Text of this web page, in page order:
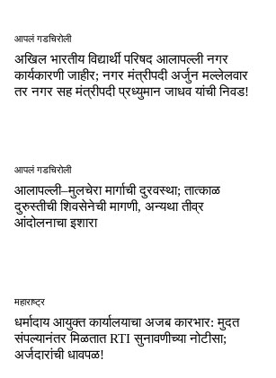
आपलं गडचिरोली
अखिल भारतीय विद्यार्थी परिषद आलापल्ली नगर
कार्यकारणी जाहीर; नगर मंत्रीपदी अर्जुन मल्लेलवार
तर नगर सह मंत्रीपदी प्रध्युमान जाधव यांची निवड!
आपलं गडचिरोली
आलापल्ली–मुलचेरा मार्गाची दुरवस्था; तात्काळ
दुरुस्तीची शिवसेनेची मागणी, अन्यथा तीव्र
आंदोलनाचा इशारा
महाराष्ट्र
धर्मादाय आयुक्त कार्यालयाचा अजब कारभार: मुदत
संपल्यानंतर मिळतात RTI सुनावणीच्या नोटीसा;
अर्जदारांची धावपळ!